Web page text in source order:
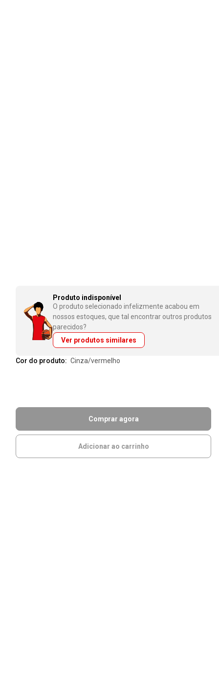
Produto indisponível
O produto selecionado infelizmente acabou em
nossos estoques, que tal encontrar outros produtos
parecidos?
Ver produtos similares
Cor do produto: cinza/vermelho
Comprar agora
Adicionar ao carrinho